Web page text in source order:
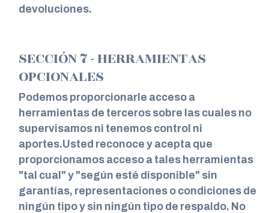
devoluciones.
SECCIÓN 7 - HERRAMIENTAS
OPCIONALES
Podemos proporcionarle acceso a
herramientas de terceros sobre las cuales no
supervisamos ni tenemos control ni
aportes.Usted reconoce y acepta que
proporcionamos acceso a tales herramientas
"tal cual" y "según esté disponible" sin
garantías, representaciones o condiciones de
ningún tipo y sin ningún tipo de respaldo. No